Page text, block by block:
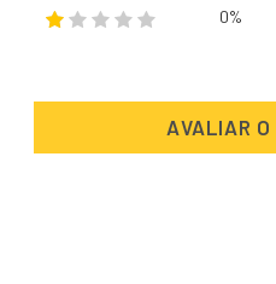
0%
AVALIAR O